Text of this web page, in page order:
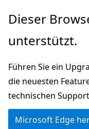
Zu
wechseln
Dieser
unterstützt.
Führen Sie ein
die neuesten
technischen
Microsoft Edge